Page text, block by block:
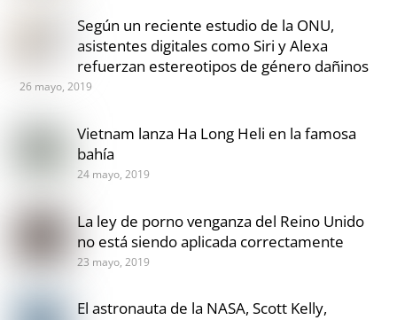
Según un reciente estudio de la ONU,
asistentes digitales como Siri y Alexa
refuerzan estereotipos de género dañinos
26 mayo, 2019
Vietnam lanza Ha Long Heli en la famosa
bahía
24 mayo, 2019
La ley de porno venganza del Reino Unido
no está siendo aplicada correctamente
23 mayo, 2019
El astronauta de la NASA, Scott Kelly,